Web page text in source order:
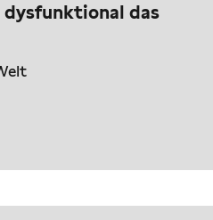
dysfunktional das